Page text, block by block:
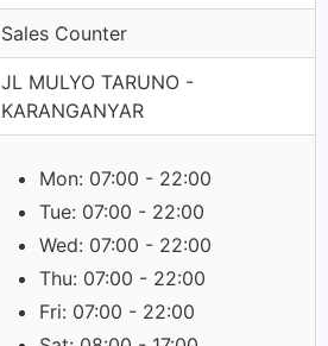
Sales Counter
JL MULYO TARUNO -
KARANGANYAR
Mon: 07:00 - 22:00
Tue: 07:00 - 22:00
Wed: 07:00 - 22:00
Thu: 07:00 - 22:00
Fri: 07:00 - 22:00